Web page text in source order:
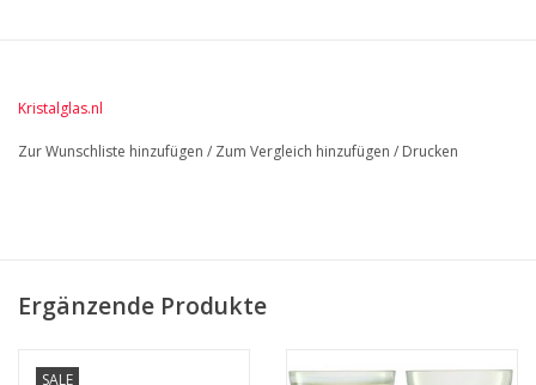
Ein fantastisches Geschenk zum Verschenken oder Empfangen
Kristalglas.nl
Zur Wunschliste hinzufügen / Zum Vergleich hinzufügen / Drucken
Ergänzende Produkte
SALE